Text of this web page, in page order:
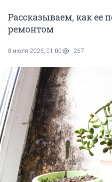
Рассказываем, как ее
ремонтом
8 июля 2026, 01:00 267